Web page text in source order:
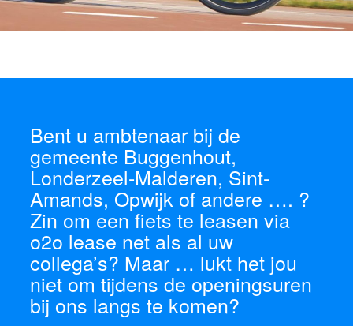
Bent u ambtenaar bij de
gemeente Buggenhout,
Londerzeel-Malderen, Sint-
Amands, Opwijk of andere …. ?
Zin om een fiets te leasen via
o2o lease net als al uw
collega’s? Maar … lukt het jou
niet om tijdens de openingsuren
bij ons langs te komen?